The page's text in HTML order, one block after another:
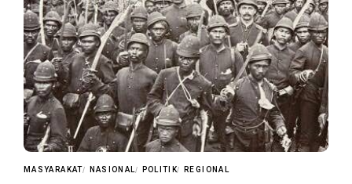
MASYARAKAT NASIONAL POLITIK REGIONAL